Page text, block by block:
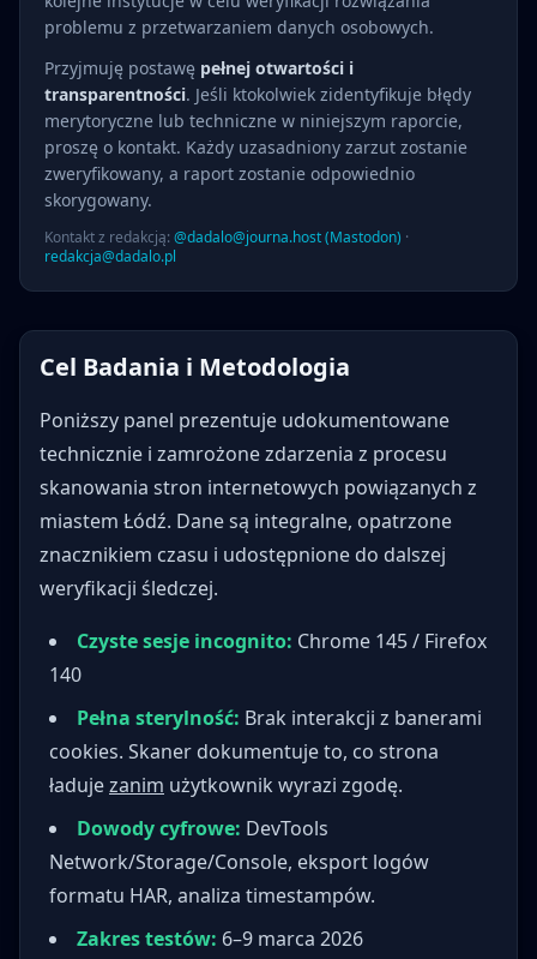
problemu z przetwarzaniem danych osobowych.
Przyjmuję postawę pełnej otwartości i
transparentności. Jeśli ktokolwiek zidentyfikuje błędy
merytoryczne lub techniczne w niniejszym raporcie,
proszę o kontakt. Każdy uzasadniony zarzut zostanie
zweryfikowany, a raport zostanie odpowiednio
skorygowany.
Kontakt z redakcją: @dadalo@journa.host (Mastodon) ·
redakcja@dadalo.pl
Cel Badania i Metodologia
Poniższy panel prezentuje udokumentowane
technicznie i zamrożone zdarzenia z procesu
skanowania stron internetowych powiązanych z
miastem Łódź. Dane są integralne, opatrzone
znacznikiem czasu i udostępnione do dalszej
weryfikacji śledczej.
Czyste sesje incognito: Chrome 145 / Firefox
140
Pełna sterylność: Brak interakcji z banerami
cookies. Skaner dokumentuje to, co strona
ładujezanim użytkownik wyrazi zgodę.
Dowody cyfrowe: DevTools
Network/Storage/Console, eksport logów
formatu HAR, analiza timestampów.
Zakres testów: 6–9 marca 2026